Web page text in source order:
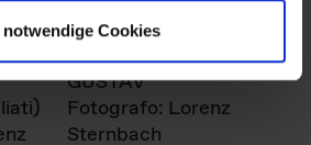
notwendige Cookies
GUSTAV
Fotografo: Lorenz
Sternbach